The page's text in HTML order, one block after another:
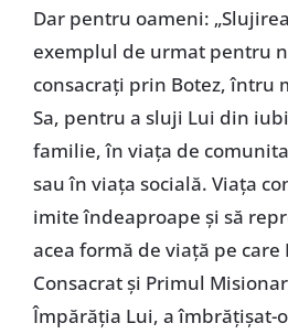
Dar pentru oameni:
exemplul de urmat pentru
consacraţi prin Botez, întru
Sa, pentru a sluji Lui din
familie, în viaţa de
sau în viaţa socială. Viaţa
imite îndeaproape şi să
acea formă de viaţă pe care
Consacrat şi Primul
Împărăţia Lui, a îmbrăţişat-